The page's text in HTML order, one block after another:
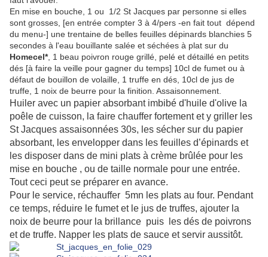
En mise en bouche, 1 ou 1/2 St Jacques par personne si elles
sont grosses, [en entrée compter 3 à 4/pers -en fait tout dépend
du menu-] une trentaine de belles feuilles dépinards blanchies 5
secondes à l'eau bouillante salée et séchées à plat sur du
Homecel*, 1 beau poivron rouge grillé, pelé et détaillé en petits
dés [à faire la veille pour gagner du temps] 10cl de fumet ou à
défaut de bouillon de volaille, 1 truffe en dés, 10cl de jus de
truffe, 1 noix de beurre pour la finition. Assaisonnement.
Huiler avec un papier absorbant imbibé d'huile d'olive la
poêle de cuisson, la faire chauffer fortement et y griller les
St Jacques assaisonnées 30s, les sécher sur du papier
absorbant, les envelopper dans les feuilles d’épinards et
les disposer dans de mini plats à crème brûlée pour les
mise en bouche , ou de taille normale pour une entrée.
Tout ceci peut se préparer en avance.
Pour le service, réchauffer 5mn les plats au four. Pendant
ce temps, réduire le fumet et le jus de truffes, ajouter la
noix de beurre pour la brillance puis les dés de poivrons
et de truffe. Napper les plats de sauce et servir aussitôt.